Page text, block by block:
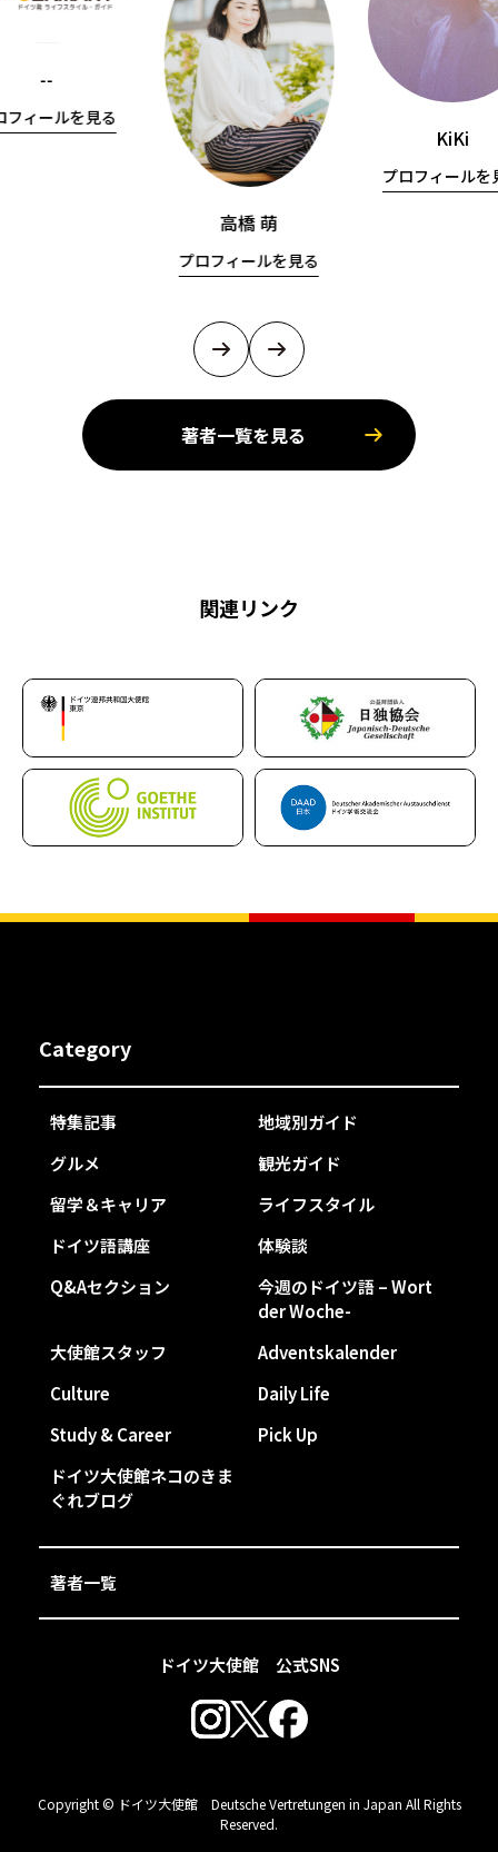
--
フィールを見る
高橋 萌
プロフィールを見る
KiKi
プロフィールを
著者一覧を見る
関連リンク
ドイツ大使館 公式SNS
Category
特集記事
地域別ガイド
グルメ
観光ガイド
留学＆キャリア
ライフスタイル
ドイツ語講座
体験談
Q&Aセクション
今週のドイツ語 – Wort
der Woche-
大使館スタッフ
Adventskalender
Culture
Daily Life
Study & Career
Pick Up
ドイツ大使館ネコのきま
ぐれブログ
著者一覧
Copyright © ドイツ大使館 Deutsche Vertretungen in Japan All Rights
Reserved.